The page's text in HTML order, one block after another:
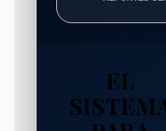
EL